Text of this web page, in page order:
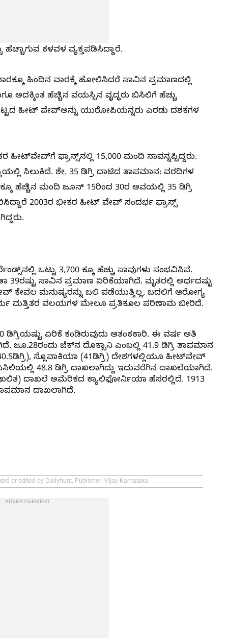
ಕಳವಳ ವ್ಯಕ್ತಪಡಿಸಿದ್ದಾರೆ.
ಹಿಂದಿನ ವಾರಕ್ಕೆ ಹೋಲಿಸಿದರೆ ಸಾವಿನ ಪ್ರಮಾಣದಲ್ಲಿ
ಅದಕ್ಕಿಂತ ಹೆಚ್ಚಿನ ವಯಸ್ಸಿನ ವೃದ್ಧರು ಬಿಸಿಲಿಗೆ ಹೆಚ್ಚು
ಹೀಟ್‌ ವೇವ್‌ಅನ್ನು ಯುರೋಪಿಯನ್ನರು ಎರಡು ದಶಕಗಳ
ಫ್ರಾನ್ಸ್‌ನಲ್ಲಿ 15,000 ಮಂದಿ ಸಾವನ್ನಪ್ಪಿದ್ದರು.
ಸಿಲುಕಿದೆ. ಶೇ. 35 ಡಿಗ್ರಿ ದಾಟಿದ ತಾಪಮಾನ: ವರದಿಗಳ
ಹೆಚ್ಚಿನ ಮಂದಿ ಜೂನ್‌ 15ರಿಂದ 30ರ ಅವಯಲ್ಲಿ 35 ಡಿಗ್ರಿ
2003ರ ಭೀಕರ ಹೀಟ್‌ ವೇವ್‌ ಸಂದರ್ಭ ಫ್ರಾಸ್ಸ್‌
ಒಟ್ಟು 3,700 ಕ್ಕೂ ಹೆಚ್ಚು ಸಾವುಗಳು ಸಂಭವಿಸಿವೆ.
39ರಷ್ಟು ಸಾವಿನ ಪ್ರಮಾಣ ಏರಿಕೆಯಾಗಿದೆ. ಮೃತರಲ್ಲಿ ಅರ್ಧದಷ್ಟು
ಕೇವಲ ಮನುಷ್ಯರನ್ನು ಬಲಿ ಪಡೆಯುತ್ತಿಲ್ಲ, ಬದಲಿಗೆ ಆರೋಗ್ಯ
ಮತ್ತಿತರ ವಲಯಗಳ ಮೇಲೂ ಪ್ರತಿಕೂಲ ಪರಿಣಾಮ ಬೀರಿದೆ.
ಏರಿಕೆ ಕಂಡಿರುವುದು ಆತಂಕಕಾರಿ. ಈ ವರ್ಷ ಅತಿ
ಜೂ.28ರಂದು ಜೆಕ್‌ನ ದೊಕ್ಸಾನಿ ಎಂಬಲ್ಲಿ 41.9 ಡಿಗ್ರಿ ತಾಪಮಾನ
ಸ್ಲೊವಾಕಿಯಾ (41ಡಿಗ್ರಿ) ದೇಶಗಳಲ್ಲಿಯೂ ಹೀಟ್‌ವೇವ್‌
48.8 ಡಿಗ್ರಿ ದಾಖಲಾಗಿದ್ದು ಇದುವರೆಗಿನ ದಾಖಲೆಯಾಗಿದೆ.
ದಾಖಲೆ ಅಮೆರಿಕದ ಕ್ಯಾಲಿಫೋರ್ನಿಯಾ ಹೆಸರಲ್ಲಿದೆ. 1913
ದಾಖಲಾಗಿದೆ.
or edited by Dailyhunt. Publisher: Vijay Karnataka
ADVERTISEMENT